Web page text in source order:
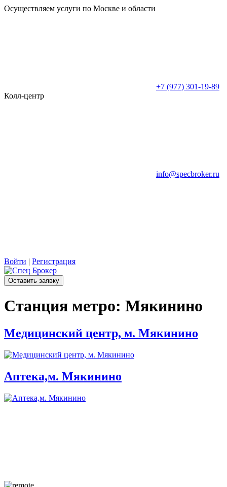
Осуществляем услуги по Москве и области
+7 (977) 301-19-89
Колл-центр
info@specbroker.ru
Войти | Регистрация
Оставить заявку
Станция метро: Мякинино
Медицинский центр, м. Мякинино
Аптека,м. Мякинино